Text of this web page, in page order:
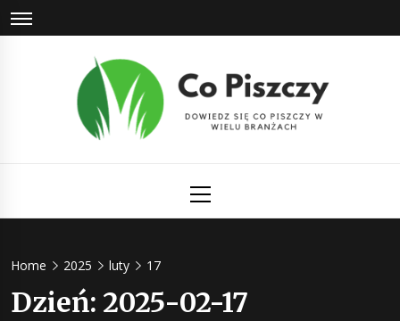
Skip
to
Menu
Home 2025 luty 17
Dzień: 2025-02-17